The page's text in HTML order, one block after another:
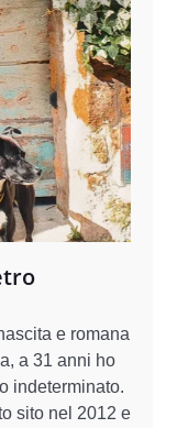
e romana
a 31 anni ho
indeterminato.
sito nel 2012 e